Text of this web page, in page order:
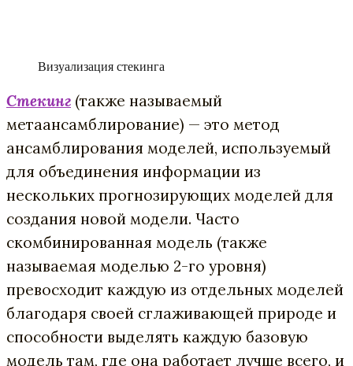
Визуализация стекинга
Стекинг (также называемый
метаансамблирование) — это метод
ансамблирования моделей, используемый
для объединения информации из
нескольких прогнозирующих моделей для
создания новой модели. Часто
скомбинированная модель (также
называемая моделью 2-го уровня)
превосходит каждую из отдельных моделей
благодаря своей сглаживающей природе и
способности выделять каждую базовую
модель там, где она работает лучше всего, и